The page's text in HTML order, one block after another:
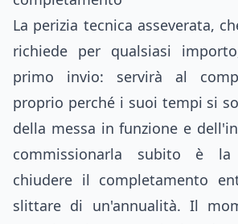
La perizia tecnica asseverata,
richiede per qualsiasi
primo invio: servirà al
proprio perché i suoi tempi si
della messa in funzione e
commissionarla subito è
chiudere il completamento
slittare di un'annualità. Il